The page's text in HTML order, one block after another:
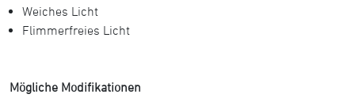
Weiches Licht
Flimmerfreies Licht
Mögliche Modifikationen